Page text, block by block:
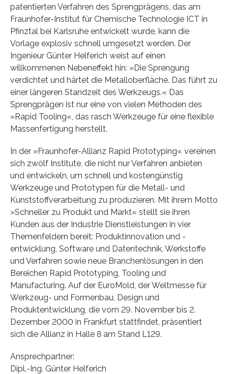
patentierten Verfahren des Sprengprägens, das am
Fraunhofer-Institut für Chemische Technologie ICT in
Pfinztal bei Karlsruhe entwickelt wurde, kann die
Vorlage explosiv schnell umgesetzt werden. Der
Ingenieur Günter Helferich weist auf einen
willkommenen Nebeneffekt hin: »Die Sprengung
verdichtet und härtet die Metalloberfläche. Das führt zu
einer längeren Standzeit des Werkzeugs.« Das
Sprengprägen ist nur eine von vielen Methoden des
»Rapid Tooling«, das rasch Werkzeuge für eine flexible
Massenfertigung herstellt.
In der »Fraunhofer-Allianz Rapid Prototyping« vereinen
sich zwölf Institute, die nicht nur Verfahren anbieten
und entwickeln, um schnell und kostengünstig
Werkzeuge und Prototypen für die Metall- und
Kunststoffverarbeitung zu produzieren. Mit ihrem Motto
»Schneller zu Produkt und Markt« stellt sie ihren
Kunden aus der Industrie Dienstleistungen in vier
Themenfeldern bereit: Produktinnovation und -
entwicklung, Software und Datentechnik, Werkstoffe
und Verfahren sowie neue Branchenlösungen in den
Bereichen Rapid Prototyping, Tooling und
Manufacturing. Auf der EuroMold, der Weltmesse für
Werkzeug- und Formenbau, Design und
Produktentwicklung, die vom 29. November bis 2.
Dezember 2000 in Frankfurt stattfindet, präsentiert
sich die Allianz in Halle 8 am Stand L129.
Ansprechpartner:
Dipl.-Ing. Günter Helferich